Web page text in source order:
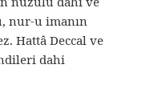
nur-u imanın
Hattâ Deccal ve
dahi